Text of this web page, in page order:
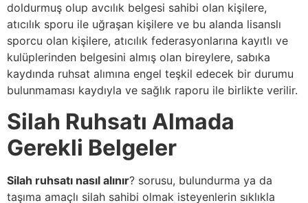
doldurmuş olup avcılık belgesi sahibi olan kişilere,
atıcılık sporu ile uğraşan kişilere ve bu alanda lisanslı
sporcu olan kişilere, atıcılık federasyonlarına kayıtlı ve
kulüplerinden belgesini almış olan bireylere, sabıka
kaydında ruhsat alımına engel teşkil edecek bir durumu
bulunmaması kaydıyla ve sağlık raporu ile birlikte verilir.
Silah Ruhsatı Almada
Gerekli Belgeler
Silah ruhsatı nasıl alınır? sorusu, bulundurma ya da
taşıma amaçlı silah sahibi olmak isteyenlerin sıklıkla